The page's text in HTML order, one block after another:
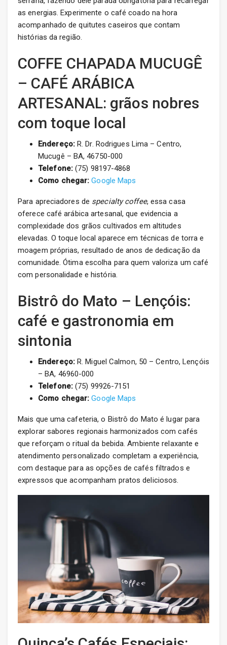
as energias. Experimente o café coado na hora
acompanhado de quitutes caseiros que contam
histórias da região.
COFFE CHAPADA MUCUGÊ
– CAFÉ ARÁBICA
ARTESANAL: grãos nobres
com toque local
Endereço:R. Dr. Rodrigues Lima – Centro,
Mucugê – BA, 46750-000
Telefone:(75) 98197-4868
Como chegar: Google Maps
Para apreciadores de specialty coffee, essa casa
oferece café arábica artesanal, que evidencia a
complexidade dos grãos cultivados em altitudes
elevadas. O toque local aparece em técnicas de torra e
moagem próprias, resultado de anos de dedicação da
comunidade. Ótima escolha para quem valoriza um café
com personalidade e história.
Bistrô do Mato – Lençóis:
café e gastronomia em
sintonia
Endereço:R. Miguel Calmon, 50 – Centro, Lençóis
– BA, 46960-000
Telefone:(75) 99926-7151
Como chegar: Google Maps
Mais que uma cafeteria, o Bistrô do Mato é lugar para
explorar sabores regionais harmonizados com cafés
que reforçam o ritual da bebida. Ambiente relaxante e
atendimento personalizado completam a experiência,
com destaque para as opções de cafés filtrados e
expressos que acompanham pratos deliciosos.